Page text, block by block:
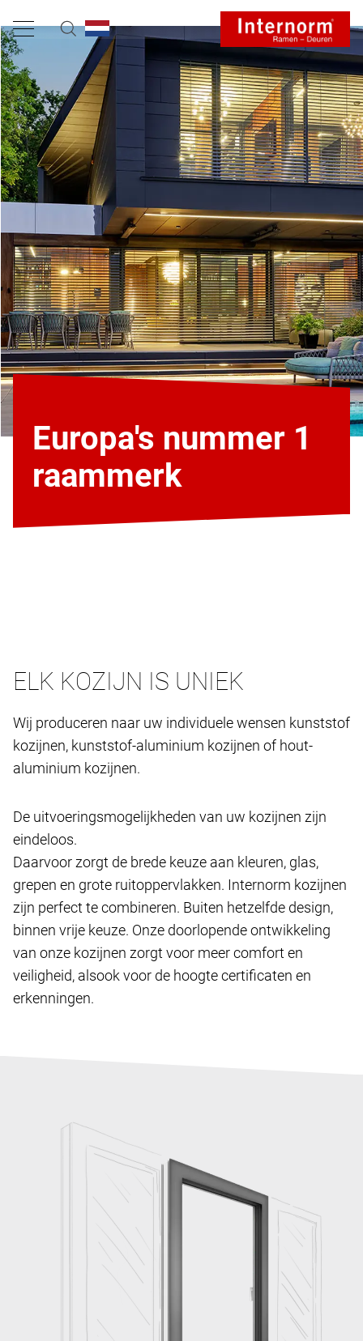
Europa's nummer 1
raammerk
ELK KOZIJN IS UNIEK
Wij produceren naar uw individuele wensen kunststof
kozijnen, kunststof-aluminium kozijnen of hout-
aluminium kozijnen.
De uitvoeringsmogelijkheden van uw kozijnen zijn
eindeloos.
Daarvoor zorgt de brede keuze aan kleuren, glas,
grepen en grote ruitoppervlakken. Internorm kozijnen
zijn perfect te combineren. Buiten hetzelfde design,
binnen vrije keuze. Onze doorlopende ontwikkeling
van onze kozijnen zorgt voor meer comfort en
veiligheid, alsook voor de hoogte certificaten en
erkenningen.